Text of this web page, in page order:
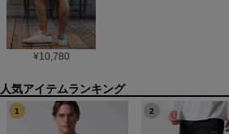
¥10,780
1 2